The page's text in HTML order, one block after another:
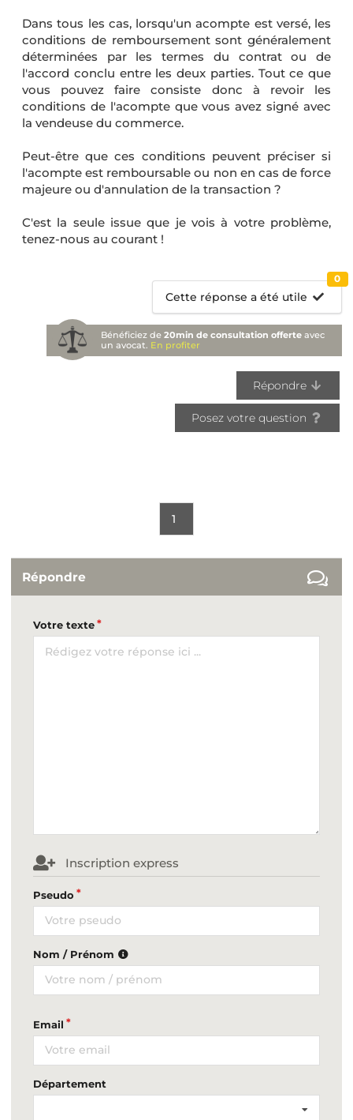
Dans tous les cas, lorsqu'un acompte est versé, les
conditions de remboursement sont généralement
déterminées par les termes du contrat ou de
l'accord conclu entre les deux parties. Tout ce que
vous pouvez faire consiste donc à revoir les
conditions de l'acompte que vous avez signé avec
la vendeuse du commerce.
Peut-être que ces conditions peuvent préciser si
l'acompte est remboursable ou non en cas de force
majeure ou d'annulation de la transaction ?
C'est la seule issue que je vois à votre problème,
tenez-nous au courant !
Cette réponse a été utile
0
Bénéficiez de20min de consultation offerte avec
un avocat. En profiter
Répondre
Posez votre question
1
Répondre
Votre texte
Inscription express
Pseudo
Nom / Prénom
Email
Département